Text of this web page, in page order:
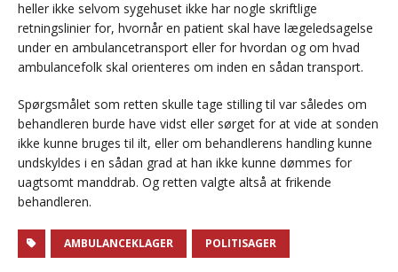
heller ikke selvom sygehuset ikke har nogle skriftlige
retningslinier for, hvornår en patient skal have lægeledsagelse
under en ambulancetransport eller for hvordan og om hvad
ambulancefolk skal orienteres om inden en sådan transport.
Spørgsmålet som retten skulle tage stilling til var således om
behandleren burde have vidst eller sørget for at vide at sonden
ikke kunne bruges til ilt, eller om behandlerens handling kunne
undskyldes i en sådan grad at han ikke kunne dømmes for
uagtsomt manddrab. Og retten valgte altså at frikende
behandleren.
AMBULANCEKLAGER POLITISAGER